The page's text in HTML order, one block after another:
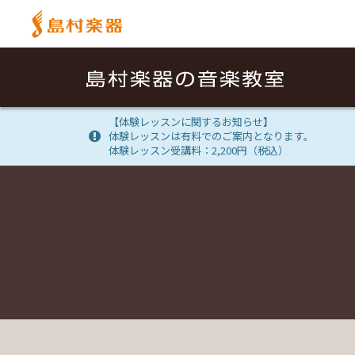
【体験レッスンに関するお知らせ】
体験レッスンは有料でのご案内となります。
体験レッスン受講料：2,200円（税込）